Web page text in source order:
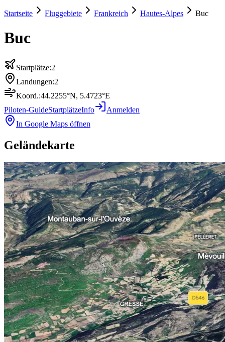
Startseite Fluggebiete Frankreich Hautes-Alpes Buc
Buc
Startplätze:2
Landungen:2
Koord.:44.2255°N, 5.4723°E
Piloten-GuideStartplätzeInfo
Anmelden
In Google Maps öffnen
Geländekarte